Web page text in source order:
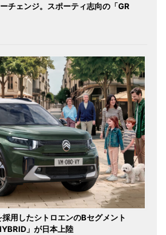
チェンジ。スポーティ志向の「GR
用したシトロエンのBセグメント
」が日本上陸